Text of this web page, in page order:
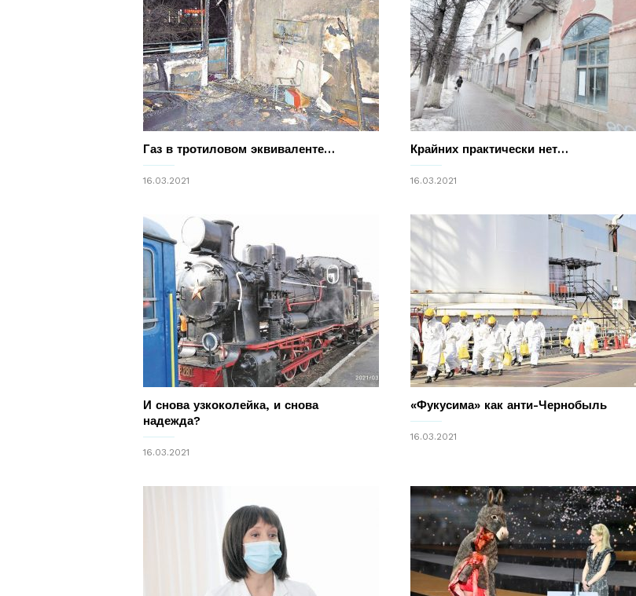
Газ в тротиловом эквиваленте…
16.03.2021
Крайних практически нет…
16.03.2021
И снова узкоколейка, и снова
надежда?
16.03.2021
«Фукусима» как анти-Чернобыль
16.03.2021